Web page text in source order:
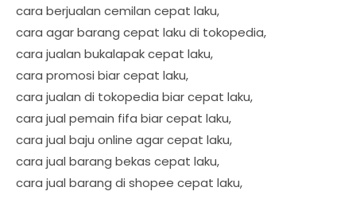
cara berjualan cemilan cepat laku,
cara agar barang cepat laku di tokopedia,
cara jualan bukalapak cepat laku,
cara promosi biar cepat laku,
cara jualan di tokopedia biar cepat laku,
cara jual pemain fifa biar cepat laku,
cara jual baju online agar cepat laku,
cara jual barang bekas cepat laku,
cara jual barang di shopee cepat laku,